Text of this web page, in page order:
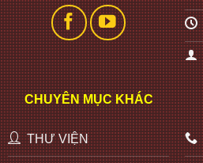
CHUYÊN MỤC KHÁC
THƯ VIỆN